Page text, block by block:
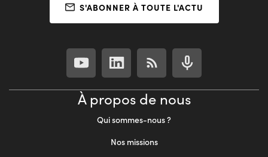
S'ABONNER À TOUTE L'ACTU
À propos de nous
Qui sommes-nous ?
Nos missions